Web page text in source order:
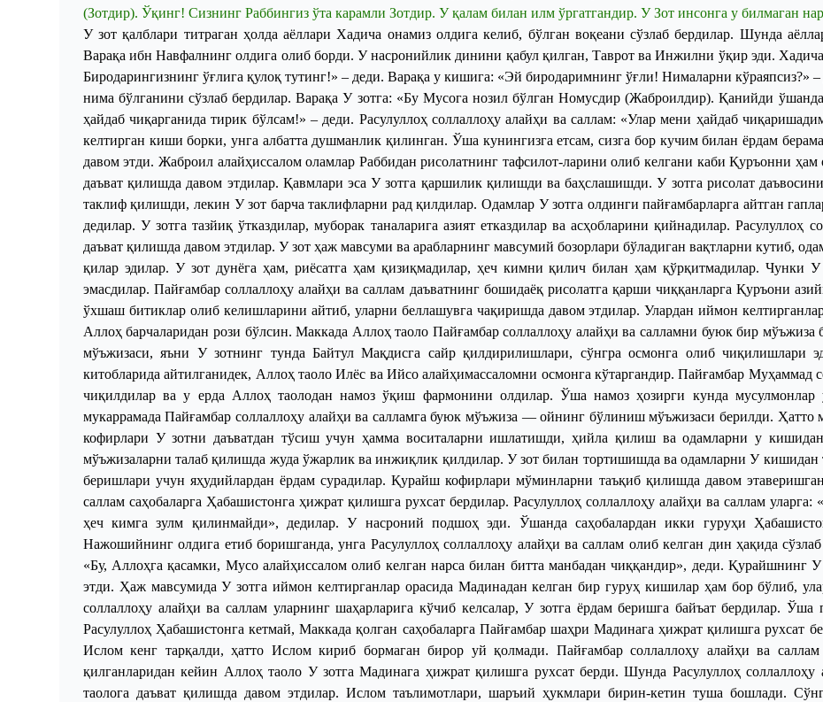
(Зотдир). Ўқинг! Сизнинг Раббингиз ўта карамли Зотдир. У қалам билан илм ўргатгандир. У Зот инсонга у билмаган
У зот қалблари титраган ҳолда аёллари Хадича онамиз олдига келиб, бўлган воқеани сўзлаб бердилар. Шунда
Варақа ибн Навфалнинг олдига олиб борди. У насронийлик динини қабул қилган, Таврот ва Инжилни ўқир эди.
Биродарингизнинг ўғлига қулоқ тутинг!» – деди. Варақа у кишига: «Эй биродаримнинг ўғли! Нималарни кўраяпсиз?»
нима бўлганини сўзлаб бердилар. ВарақаУзотга: «Бу Мусога нозил бўлган Номусдир (Жаброилдир). Қанийди
ҳайдаб чиқарганида тирик бўлсам!» – деди. Расулуллоҳ соллаллоҳу алайҳи ва саллам: «Улар мени ҳайдаб
келтирган киши борки, унга албатта душманлик қилинган. Ўша кунингизга етсам, сизга бор кучим билан ёрдам
давом этди. Жаброил алайҳиссалом оламлар Раббидан рисолатнинг тафсилот-ларини олиб келгани каби Қуръонни
даъват қилишда давом этдилар. Қавмлари эсаУзотга қаршилик қилишди ва баҳслашишди. У зотга рисолат
таклиф қилишди, лекин Узот барча таклифларни рад қилдилар. Одамлар Узотга олдинги пайғамбарларга айтган
дедилар. У зотга тазйиқ ўтказдилар, муборак таналарига азият етказдилар ва асҳобларини қийнадилар. Расулуллоҳ
даъват қилишда давом этдилар. У зот ҳаж мавсуми ва арабларнинг мавсумий бозорлари бўладиган вақтларни кутиб,
қилар эдилар. У зот дунёга ҳам, риёсатга ҳам қизиқмадилар, ҳеч кимни қилич билан ҳам қўрқитмадилар. ЧункиУ
эмасдилар. Пайғамбар соллаллоҳу алайҳи ва саллам даъватнинг бошидаёқ рисолатга қарши чиққанларга Қуръони
ўхшаш битиклар олиб келишларини айтиб, уларни беллашувга чақиришда давом этдилар. Улардан иймон
Аллоҳ барчаларидан рози бўлсин. Маккада Аллоҳ таоло Пайғамбар соллаллоҳу алайҳи ва салламни буюк бир
мўъжизаси, яъни Узотнинг тунда Байтул Мақдисга сайр қилдирилишлари, сўнгра осмонга олиб чиқилишлари
китобларида айтилганидек, Аллоҳ таоло Илёс ва Ийсо алайҳимассаломни осмонга кўтаргандир. Пайғамбар Муҳаммад
чиқилдилар ва у ерда Аллоҳ таолодан намоз ўқиш фармонини олдилар. Ўша намоз ҳозирги кунда
мукаррамада Пайғамбар соллаллоҳу алайҳи ва салламга буюк мўъжиза — ойнинг бўлиниш мўъжизаси берилди.
кофирлари Узотни даъватдан тўсиш учун ҳамма воситаларни ишлатишди, ҳийла қилиш ва одамларни у
мўъжизаларни талаб қилишда жуда ўжарлик ва инжиқлик қилдилар. У зот билан тортишишда ва одамларниУкишидан
беришлари учун яҳудийлардан ёрдам сурадилар. Қурайш кофирлари мўминларни таъқиб қилишда давом
саллам саҳобаларга Ҳабашистонга ҳижрат қилишга рухсат бердилар. Расулуллоҳ соллаллоҳу алайҳи ва саллам
ҳеч кимга зулм қилинмайди», дедилар. У насроний подшоҳ эди. Ўшанда саҳобалардан икки гуруҳи
Нажошийнинг олдига етиб боришганда, унга Расулуллоҳ соллаллоҳу алайҳи ва саллам олиб келган дин ҳақида
«Бу, Аллоҳга қасамки, Мусо алайҳиссалом олиб келган нарса билан битта манбадан чиққандир», деди. ҚурайшнингУ
этди. Ҳаж мавсумидаУзотга иймон келтирганлар орасида Мадинадан келган бир гуруҳ кишилар ҳам бор бўлиб,
соллаллоҳу алайҳи ва саллам уларнинг шаҳарларига кўчиб келсалар,Узотга ёрдам беришга байъат бердилар.
Расулуллоҳ Ҳабашистонга кетмай, Маккада қолган саҳобаларга Пайғамбар шаҳри Мадинага ҳижрат қилишга рухсат
Ислом кенг тарқалди, ҳатто Ислом кириб бормаган бирор уй қолмади. Пайғамбар соллаллоҳу алайҳи ва
қилганларидан кейин Аллоҳ таоло Узотга Мадинага ҳижрат қилишга рухсат берди. Шунда Расулуллоҳ
таолога даъват қилишда давом этдилар. Ислом таълимотлари, шаръий ҳукмлари бирин-кетин туша бошлади.